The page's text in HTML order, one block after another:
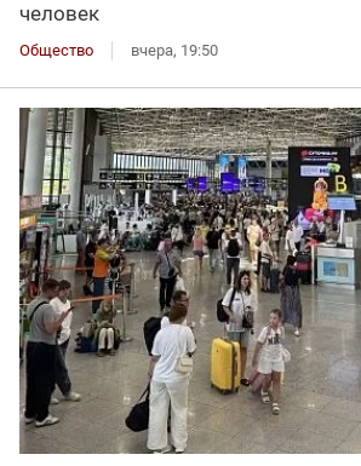
человек
Общество вчера, 19:50